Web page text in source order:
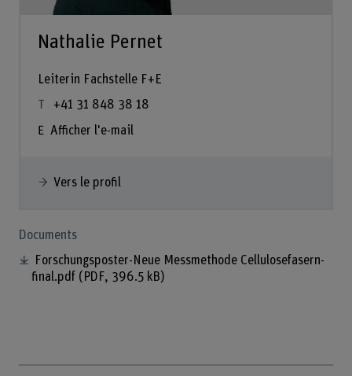
Nathalie Pernet
Leiterin Fachstelle F+E
+41 31 848 38 18
Afficher l'e-mail
Vers le profil
Documents
Forschungsposter-Neue Messmethode Cellulosefasern-
final.pdf (PDF, 396.5 kB)